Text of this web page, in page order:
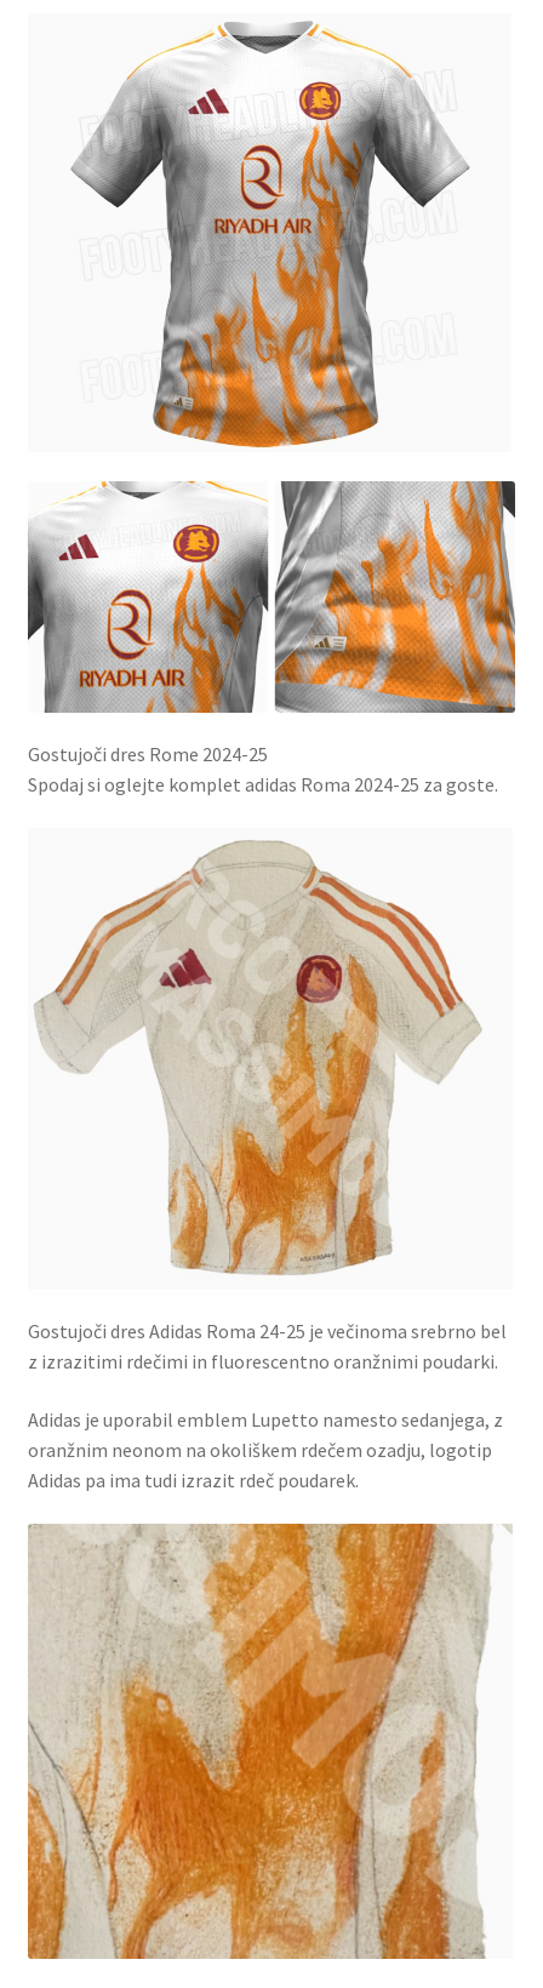
Gostujoči dres Rome 2024-25
Spodaj si oglejte komplet adidas Roma 2024-25 za goste.
Gostujoči dres Adidas Roma 24-25 je večinoma srebrno bel
z izrazitimi rdečimi in fluorescentno oranžnimi poudarki.
Adidas je uporabil emblem Lupetto namesto sedanjega, z
oranžnim neonom na okoliškem rdečem ozadju, logotip
Adidas pa ima tudi izrazit rdeč poudarek.